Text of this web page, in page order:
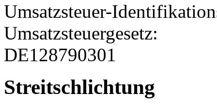
Umsatzsteuer-
Umsatzsteuergesetz:
DE128790301
Streitschlichtung